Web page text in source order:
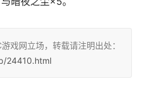
戏网立场，转载请注明出处：
24410.html